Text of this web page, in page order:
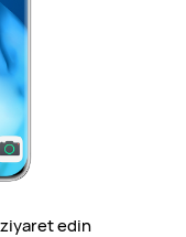
ziyaret edin